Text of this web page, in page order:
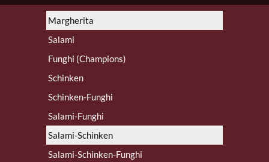
Margherita
Salami
Funghi (Champions)
Schinken
Schinken-Funghi
Salami-Funghi
Salami-Schinken
Salami-Schinken-Funghi